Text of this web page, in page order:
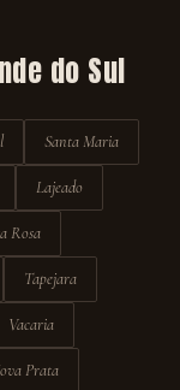
do Sul
Santa Maria
Lajeado
Rosa
Tapejara
Vacaria
Prata